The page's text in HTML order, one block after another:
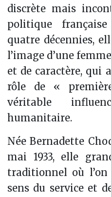
discrète mais
politique
quatre décennies,
l’image d’une
et de caractère, qui
rôle de «
véritable
humanitaire.
Née Bernadette
mai 1933, elle
traditionnel où
sens du service et